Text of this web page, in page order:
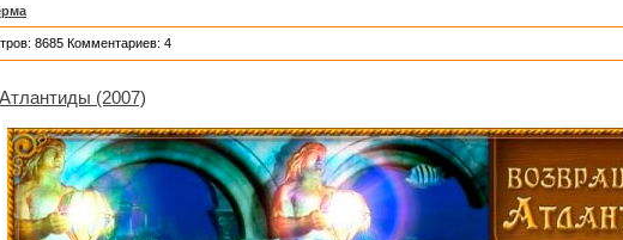
8685 Комментариев: 4
(2007)